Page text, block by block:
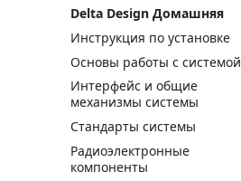
Delta Design Домашняя
Инструкция по установке
Основы работы с системой
Интерфейс и общие
механизмы системы
Стандарты системы
Радиоэлектронные
компоненты